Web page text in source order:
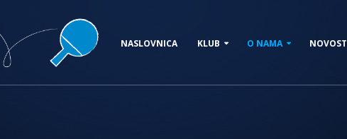
NASLOVNICA KLUB O NAMA